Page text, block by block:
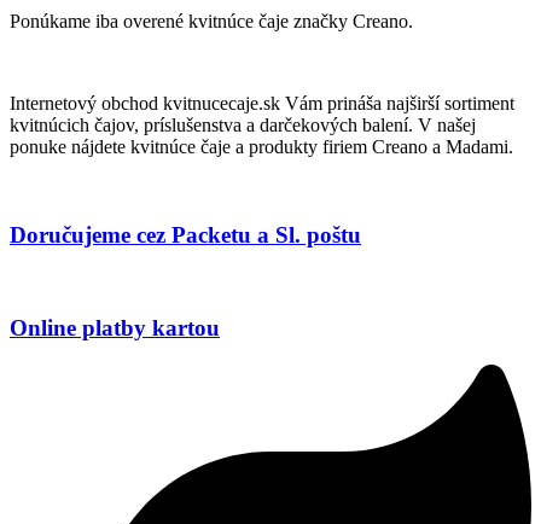
Ponúkame iba overené kvitnúce čaje značky Creano.
Internetový obchod kvitnucecaje.sk Vám prináša najširší sortiment
kvitnúcich čajov, príslušenstva a darčekových balení. V našej
ponuke nájdete kvitnúce čaje a produkty firiem Creano a Madami.
Doručujeme cez Packetu a Sl. poštu
Online platby kartou